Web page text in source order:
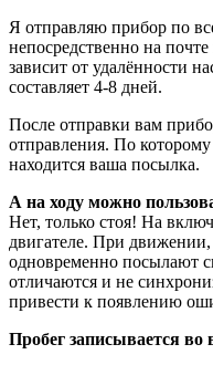
Я отправляю прибор по
непосредственно на
зависит от удалённости
составляет 4-8 дней.
После отправки вам
отправления. По которому
находится ваша посылка.
А на ходу можно
Нет, только стоя! На
двигателе. При
одновременно посылают
отличаются и не
привести к появлению
Пробег записывается во